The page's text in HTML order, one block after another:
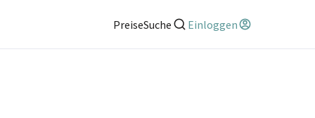
PreiseSuche Einloggen